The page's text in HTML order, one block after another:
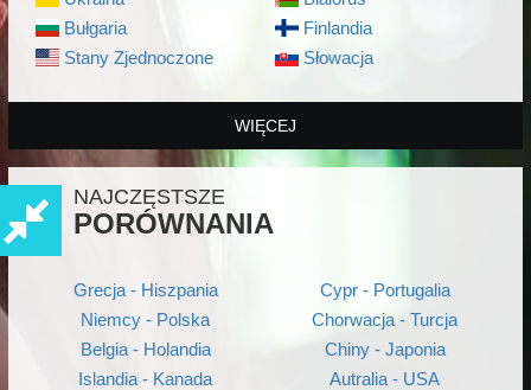
Bułgaria
Stany Zjednoczone
Finlandia
Słowacja
WIĘCEJ
NAJCZĘSTSZE
PORÓWNANIA
Grecja - Hiszpania
Niemcy - Polska
Belgia - Holandia
Islandia - Kanada
Cypr - Portugalia
Chorwacja - Turcja
Chiny - Japonia
Autralia - USA